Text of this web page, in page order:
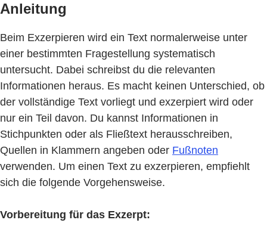
Anleitung
Beim Exzerpieren wird ein Text normalerweise unter
einer bestimmten Fragestellung systematisch
untersucht. Dabei schreibst du die relevanten
Informationen heraus. Es macht keinen Unterschied, ob
der vollständige Text vorliegt und exzerpiert wird oder
nur ein Teil davon. Du kannst Informationen in
Stichpunkten oder als Fließtext herausschreiben,
Quellen in Klammern angeben oder Fußnoten
verwenden. Um einen Text zu exzerpieren, empfiehlt
sich die folgende Vorgehensweise.
Vorbereitung für das Exzerpt: